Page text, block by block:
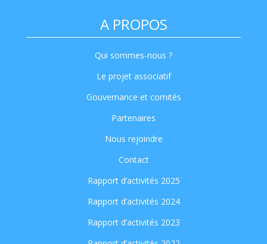
A PROPOS
Qui sommes-nous ?
Le projet associatif
Gouvernance et comités
Partenaires
Nous rejoindre
Contact
Rapport d’activités 2025
Rapport d’activités 2024
Rapport d’activités 2023